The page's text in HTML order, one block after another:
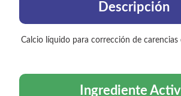
Descripción
Calcio líquido para corrección de
Ingrediente